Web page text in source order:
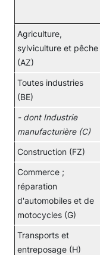
Agriculture,
sylviculture et pêche
(AZ)
Toutes industries
(BE)
- dont Industrie
manufacturière (C)
Construction (FZ)
Commerce ;
réparation
d'automobiles et de
motocycles (G)
Transports et
entreposage (H)